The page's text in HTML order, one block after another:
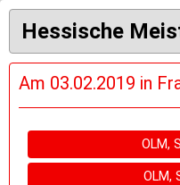
Hessische
Am 03.02.2019 in
OLM,
OLM,